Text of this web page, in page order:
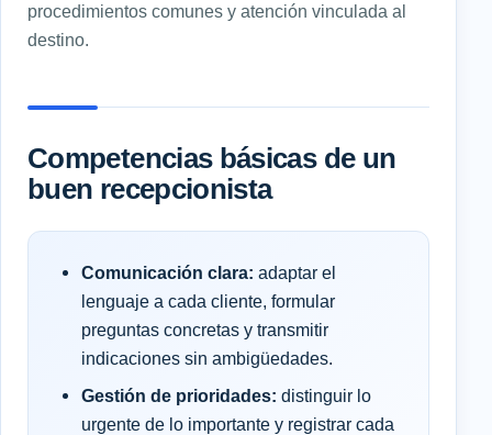
procedimientos comunes y atención vinculada al
destino.
Competencias básicas de un
buen recepcionista
Comunicación clara: adaptar el
lenguaje a cada cliente, formular
preguntas concretas y transmitir
indicaciones sin ambigüedades.
Gestión de prioridades: distinguir lo
urgente de lo importante y registrar cada